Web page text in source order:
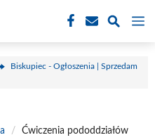
Biskupiec - Ogłoszenia | Sprzedam
/
Ćwiczenia pododdziałów